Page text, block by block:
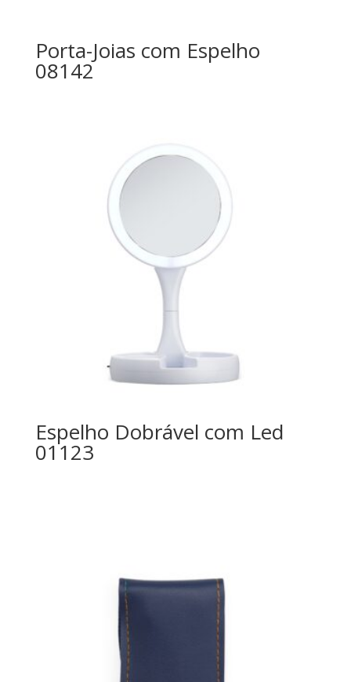
Porta-Joias com Espelho
08142
Espelho Dobrável com Led
01123